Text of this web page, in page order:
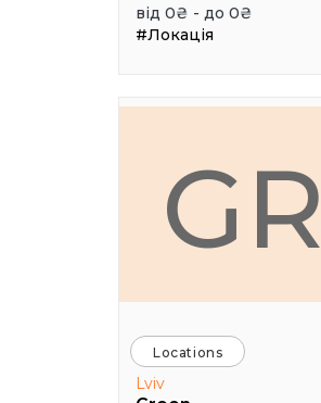
від 0₴ - до 0₴
#Локація
GR
Locations
Lviv